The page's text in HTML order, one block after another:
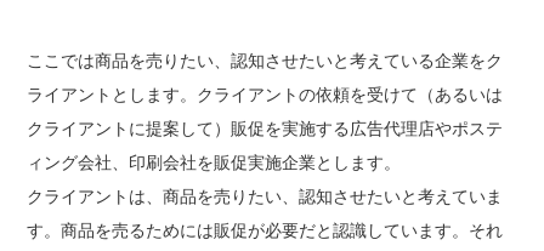
ここでは商品を売りたい、認知させたいと考えている企業をク
ライアントとします。クライアントの依頼を受けて（あるいは
クライアントに提案して）販促を実施する広告代理店やポステ
ィング会社、印刷会社を販促実施企業とします。
クライアントは、商品を売りたい、認知させたいと考えていま
す。商品を売るためには販促が必要だと認識しています。それ